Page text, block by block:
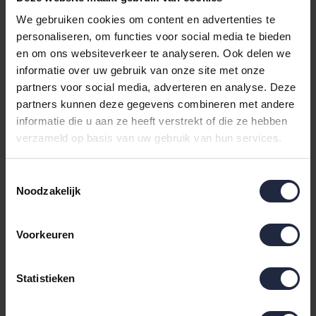
We gebruiken cookies om content en advertenties te
personaliseren, om functies voor social media te bieden
en om ons websiteverkeer te analyseren. Ook delen we
informatie over uw gebruik van onze site met onze
partners voor social media, adverteren en analyse. Deze
partners kunnen deze gegevens combineren met andere
informatie die u aan ze heeft verstrekt of die ze hebben
verzameld op basis van uw gebruik van hun services.
Noodzakelijk
Voorkeuren
Statistieken
... 17
Douchelakens voor
dagelijks comfort na iedere
Een douchelaken is ontworpen voor het moment
comfortabel wilt afdrogen. Door het royale formaat
standaard handdoek, zonder zo groot te zijn als een
populaire keuze voor dagelijks gebruik in de badkamer.